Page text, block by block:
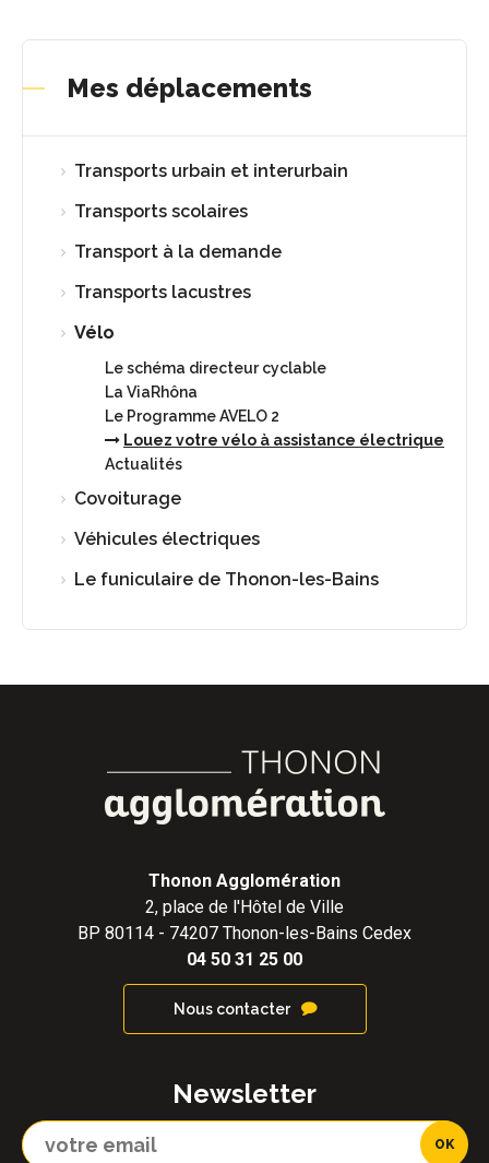
Mes déplacements
Transports urbain et interurbain
Transports scolaires
Transport à la demande
Transports lacustres
Vélo
Le schéma directeur cyclable
La ViaRhôna
Le Programme AVELO 2
Louez votre vélo à assistance électrique
Actualités
Covoiturage
Véhicules électriques
Le funiculaire de Thonon-les-Bains
Thonon Agglomération
2, place de l'Hôtel de Ville
BP 80114 - 74207 Thonon-les-Bains Cedex
04 50 31 25 00
Nous contacter
Newsletter